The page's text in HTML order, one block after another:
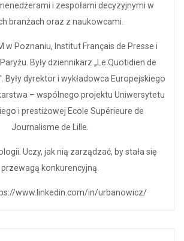
i zespołami decyzyjnymi w
branżach oraz z naukowcami.
w Poznaniu, Institut Français de Presse i
Były dziennikarz „Le Quotidien de
Były dyrektor i wykładowca Europejskiego
– wspólnego projektu Uniwersytetu
i prestiżowej Ecole Supérieure de
Journalisme de Lille.
Uczy, jak nią zarządzać, by stała się
przewagą konkurencyjną.
www.linkedin.com/in/urbanowicz/